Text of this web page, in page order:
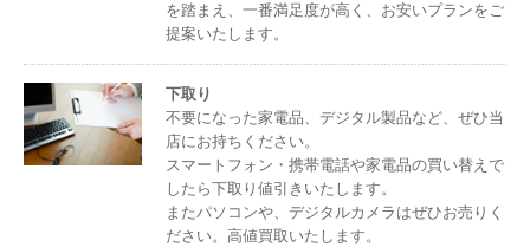
を踏まえ、一番満足度が高く、お安いプランをご
提案いたします。
下取り
不要になった家電品、デジタル製品など、ぜひ当
店にお持ちください。
スマートフォン・携帯電話や家電品の買い替えで
したら下取り値引きいたします。
またパソコンや、デジタルカメラはぜひお売りく
ださい。高値買取いたします。